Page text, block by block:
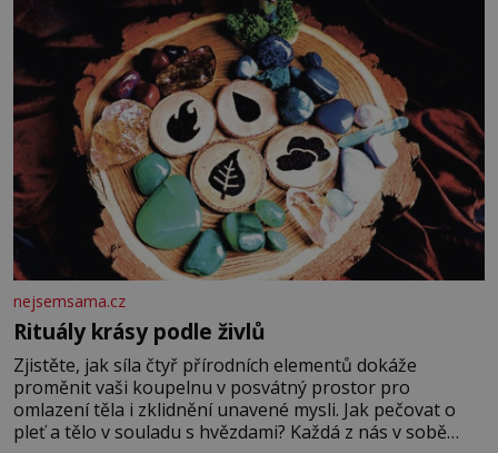
nejsemsama.cz
Rituály krásy podle živlů
Zjistěte, jak síla čtyř přírodních elementů dokáže
proměnit vaši koupelnu v posvátný prostor pro
omlazení těla i zklidnění unavené mysli. Jak pečovat o
pleť a tělo v souladu s hvězdami? Každá z nás v sobě